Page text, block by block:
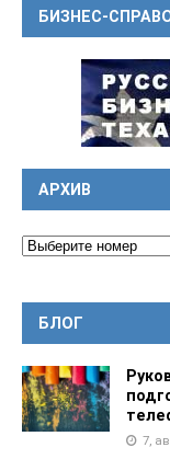
БИЗНЕС-
АРХИВ
БЛОГ
7,